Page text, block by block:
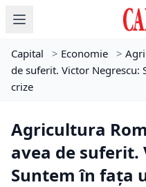
Capital > Economie >
de suferit. Victor Negrescu:
crize
Agricultura
avea de suferit.
Suntem în fața